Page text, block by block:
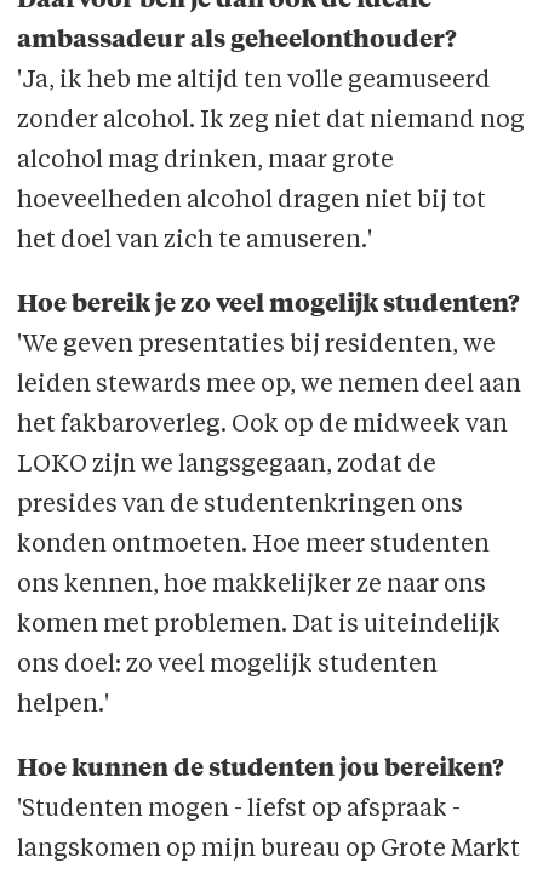
ambassadeur als geheelonthouder?
'Ja, ik heb me altijd ten volle geamuseerd
zonder alcohol. Ik zeg niet dat niemand nog
alcohol mag drinken, maar grote
hoeveelheden alcohol dragen niet bij tot
het doel van zich te amuseren.'
Hoe bereik je zo veel mogelijk studenten?
'We geven presentaties bij residenten, we
leiden stewards mee op, we nemen deel aan
het fakbaroverleg. Ook op de midweek van
LOKO zijn we langsgegaan, zodat de
presides van de studentenkringen ons
konden ontmoeten. Hoe meer studenten
ons kennen, hoe makkelijker ze naar ons
komen met problemen. Dat is uiteindelijk
ons doel: zo veel mogelijk studenten
helpen.'
Hoe kunnen de studenten jou bereiken?
'Studenten mogen - liefst op afspraak -
langskomen op mijn bureau op Grote Markt